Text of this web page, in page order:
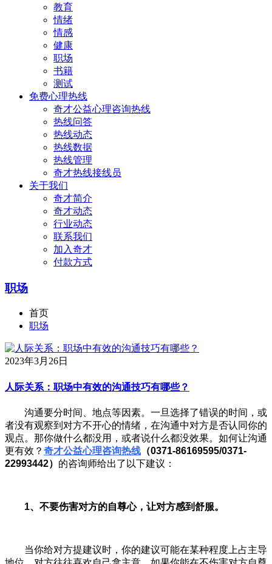
教育
情绪
情感
健康
职场
书籍
测试
免费心理热线
奇才公益心理咨询热线
热线问答
热线动态
热线数据
热线管理
奇才热线接线员
关于我们
奇才简介
奇才动态
行业动态
联系我们
加入奇才
付款方式
职场
首页
职场
2023年3月26日
人际关系：职场中有效的沟通技巧有哪些？
沟通要分时间、地点等因素。一旦选择了错误的时间，或
者没有观察到对方不开心的情绪，在沟通中对方是否认同你的
观点。那你做什么都没用，或者说什么都没效果。如何让沟通
更有效？ 奇才公益心理咨询热线 （0371-86169595/0371-
22993442） 的咨询师给出了以下建议：
1、不要伤害对方的自尊心，让对方感到舒服。
当你给对方提建议时，你的建议可能在某种程度上占主导